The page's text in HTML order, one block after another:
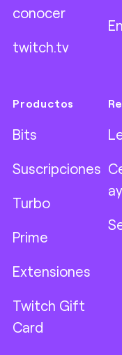
conocer
twitch.tv
Productos
Bits
Suscripciones
Turbo
Prime
Extensiones
Twitch Gift
Card